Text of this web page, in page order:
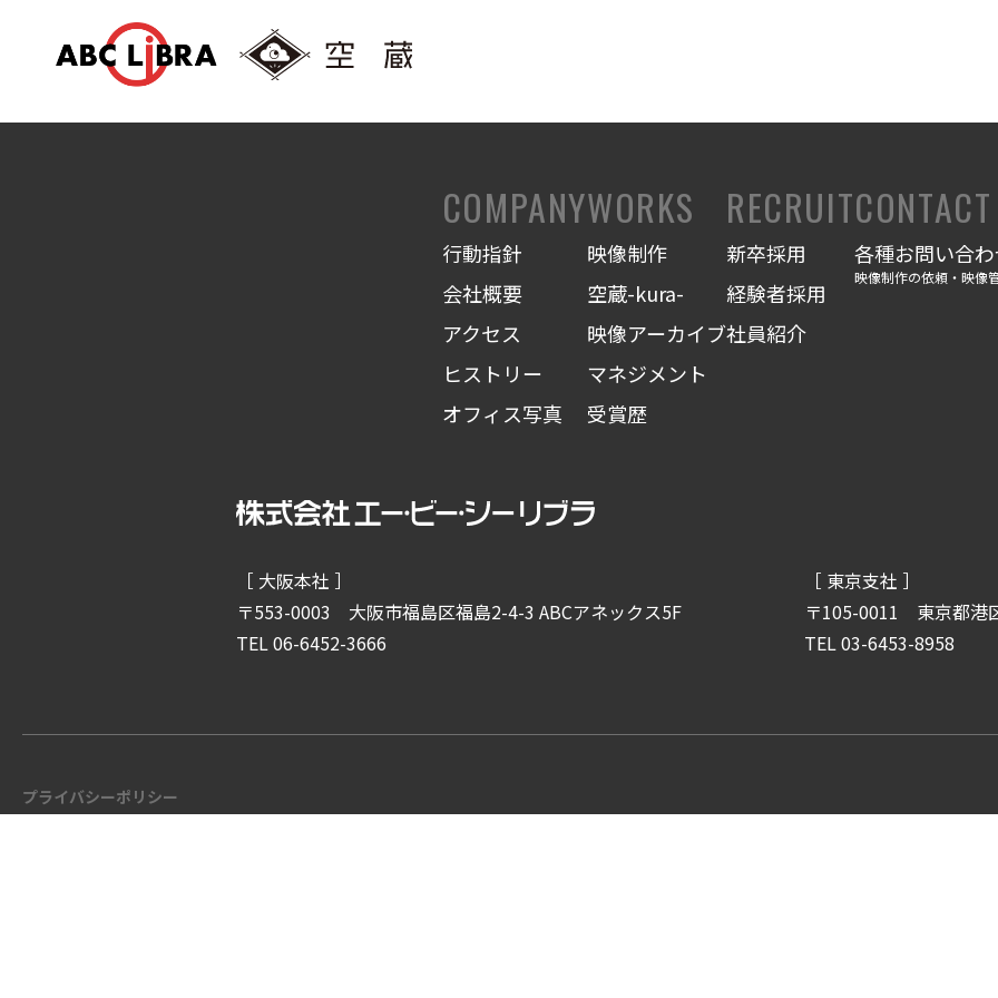
COMPANY
行動指針
会社概要
アクセス
ヒストリー
オフィス写真
WORKS
映像制作
空蔵-kura-
映像アーカイブ
マネジメント
受賞歴
RECRUIT
新卒採用
経験者採用
社員紹介
CONTACT
各種お問い合
映像制作の依頼・映像
［ 大阪本社 ］
〒553-0003 大阪市福島区福島2-4-3 ABCアネックス5F
TEL 06-6452-3666
［ 東京支社 ］
〒105-0011 東京都港
TEL 03-6453-8958
プライバシーポリシー